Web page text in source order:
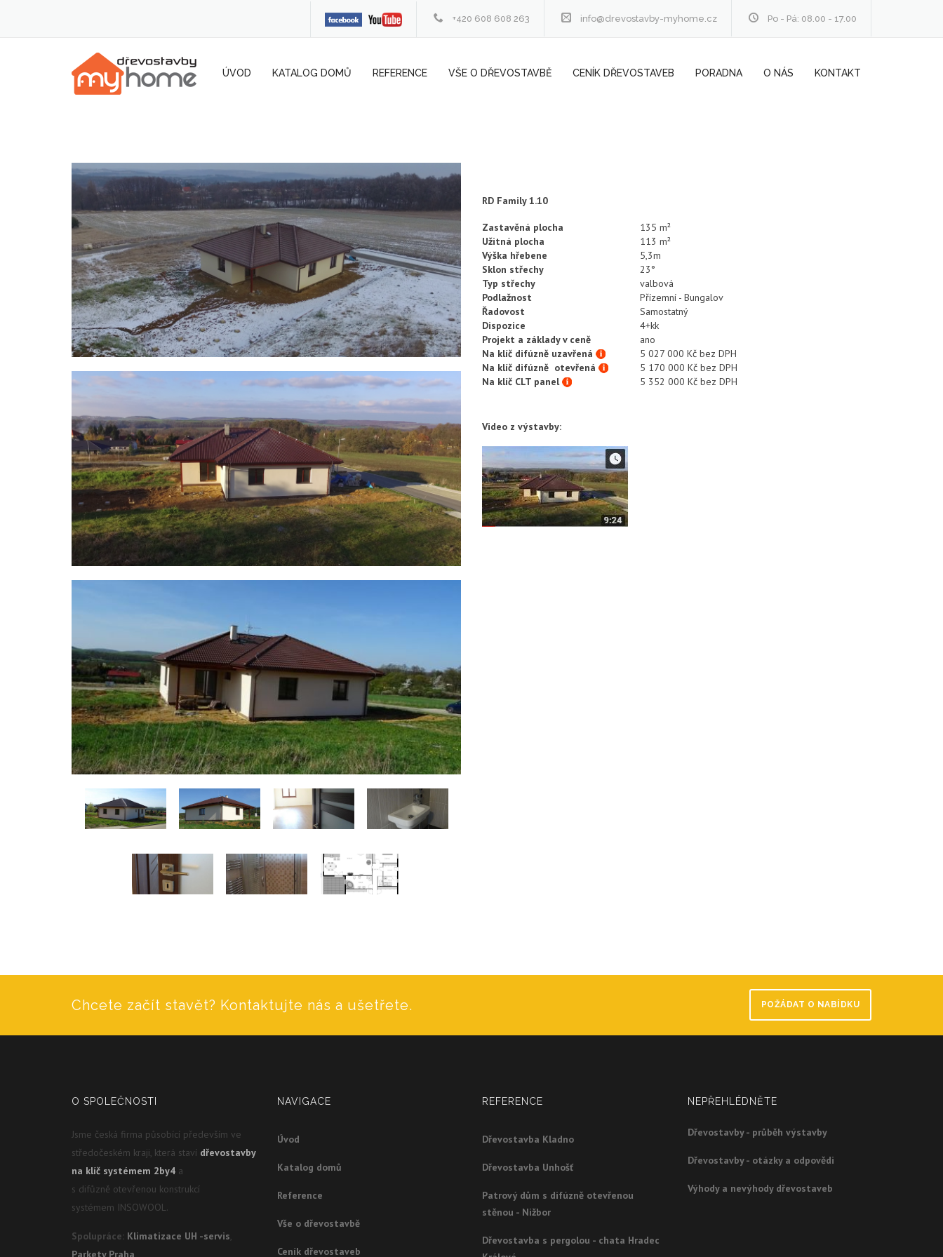
+420 608 608 263 info@drevostavby-myhome.cz Po - Pá: 08.00 - 17.00
ÚVOD KATALOG DOMŮ REFERENCE VŠE O DŘEVOSTAVBĚ CENÍK DŘEVOSTAVEB PORADNA O NÁS KONTAKT
RD Family 1.10
Zastavěná plocha
135 m²
Užitná plocha
113 m²
Výška hřebene
5,3m
Sklon střechy
23°
Typ střechy
valbová
Podlažnost
Přízemní - Bungalov
Řadovost
Samostatný
Dispozice
4+kk
Projekt a základy v ceně
ano
Na klíč difúzně uzavřená
5 027 000 Kč bez DPH
Na klíč difúzně otevřená
5 170 000 Kč bez DPH
Na klíč CLT panel
5 352 000 Kč bez DPH
Video z výstavby:
Chcete začít stavět? Kontaktujte nás a ušetřete. POŽÁDAT O NABÍDKU
O SPOLEČNOSTI
Jsme česká firma působící především ve
středočeském kraji, která staví dřevostavby
na klíč systémem 2by4 a
s difůzně otevřenou konstrukcí
systémem INSOWOOL.
Spolupráce: Klimatizace UH -servis,
Parkety Praha
NAVIGACE
Úvod
Katalog domů
Reference
Vše o dřevostavbě
Ceník dřevostaveb
REFERENCE
Dřevostavba Kladno
Dřevostavba Unhošť
Patrový dům s difúzně otevřenou
stěnou - Nižbor
Dřevostavba s pergolou - chata Hradec
NEPŘEHLÉDNĚTE
Dřevostavby - průběh výstavby
Dřevostavby - otázky a odpovědi
Výhody a nevýhody dřevostaveb